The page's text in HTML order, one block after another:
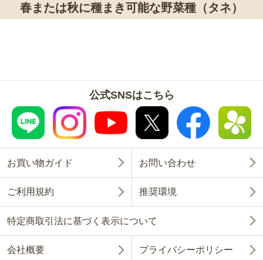
春または秋に種まき可能な野菜種（タネ）
公式SNSはこちら
お買い物ガイド お問い合わせ
ご利用規約 推奨環境
特定商取引法に基づく表示について
会社概要 プライバシーポリシー